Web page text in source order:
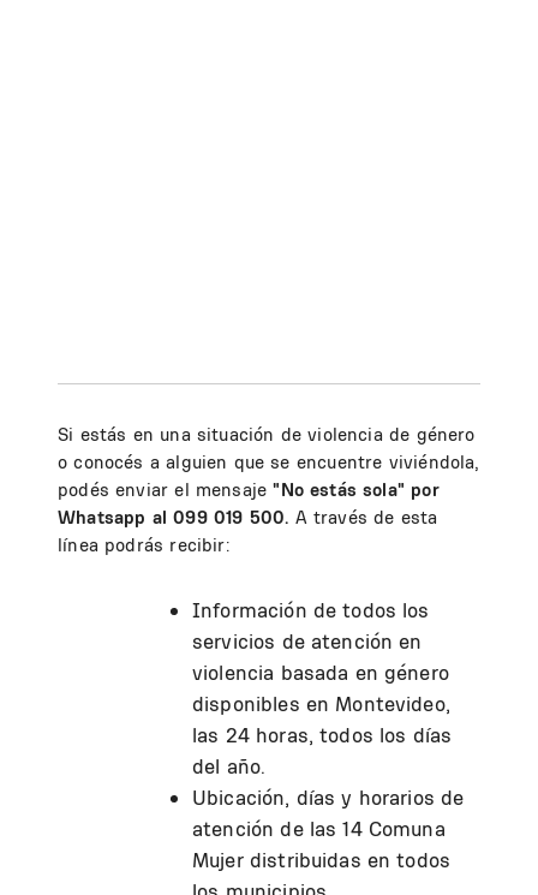
Si estás en una situación de violencia de género
o conocés a alguien que se encuentre viviéndola,
podés enviar el mensaje"No estás sola" por
Whatsapp al 099 019 500. A través de esta
línea podrás recibir:
Información de todos los
servicios de atención en
violencia basada en género
disponibles en Montevideo,
las 24 horas, todos los días
del año.
Ubicación, días y horarios de
atención de las 14 Comuna
Mujer distribuidas en todos